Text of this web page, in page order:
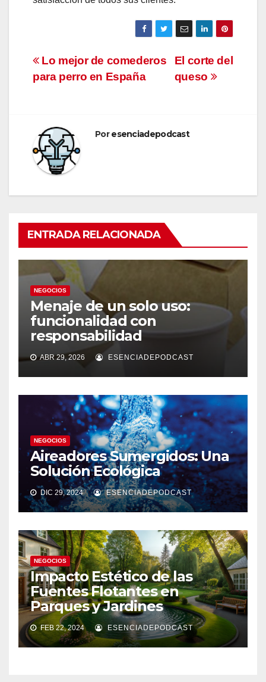
Navegación
de
El corte del
queso
Lo mejor de comederos
para perro en España
Poresenciadepodcast
ENTRADA RELACIONADA
NEGOCIOS
Menaje de un solo uso:
funcionalidad con
responsabilidad
ABR 29, 2026 ESENCIADEPODCAST
NEGOCIOS
Aireadores Sumergidos: Una
Solución Ecológica
DIC 29, 2024 ESENCIADEPODCAST
NEGOCIOS
Impacto Estético de las
Fuentes Flotantes en
Parques y Jardines
FEB 22, 2024 ESENCIADEPODCAST